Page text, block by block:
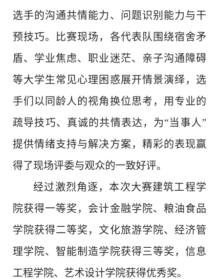
选手的沟通共情能力、问题识别能力与干
预技巧。比赛现场，各代表队围绕宿舍矛
盾、学业焦虑、职业迷茫、亲子沟通障碍
等大学生常见心理困惑展开情景演绎，选
手们以同龄人的视角换位思考，用专业的
疏导技巧、真诚的共情表达，为“当事人”
提供情绪支持与解决方案，精彩的表现赢
得了现场评委与观众的一致好评。
经过激烈角逐，本次大赛建筑工程学
院获得一等奖，会计金融学院、粮油食品
学院获得二等奖，文化旅游学院、经济管
理学院、智能制造学院获得三等奖，信息
工程学院、艺术设计学院获得优秀奖。